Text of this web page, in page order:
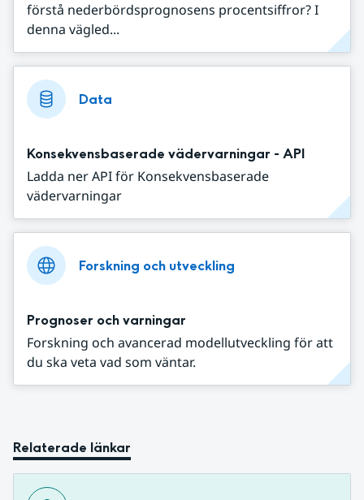
förstå nederbördsprognosens procentsiffror? I
denna vägled...
Data
Konsekvensbaserade vädervarningar - API
Ladda ner API för Konsekvensbaserade
vädervarningar
Forskning och utveckling
Prognoser och varningar
Forskning och avancerad modellutveckling för att
du ska veta vad som väntar.
Relaterade länkar